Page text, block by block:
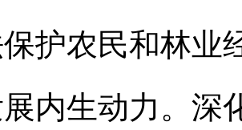
护农民和林业
内生动力。深